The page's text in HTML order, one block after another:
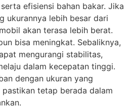
efisiensi bahan bakar. Jika
ukurannya lebih besar dari
akan terasa lebih berat.
bisa meningkat. Sebaliknya,
mengurangi stabilitas,
dalam kecepatan tinggi.
dengan ukuran yang
tetap berada dalam